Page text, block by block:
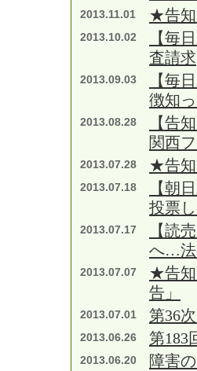
2013.11.01 ★告
2013.10.02
【毎
査請求
2013.09.03
【毎
徴知
2013.08.28
【告
関西
2013.07.28 ★告
2013.07.18
【朝
投票
2013.07.17
【読
へ…法
2013.07.07
★告
告」
2013.07.01 第36
2013.06.26 第183
2013.06.20
障害